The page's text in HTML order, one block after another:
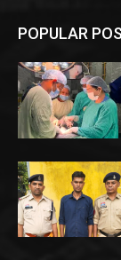
POPULAR